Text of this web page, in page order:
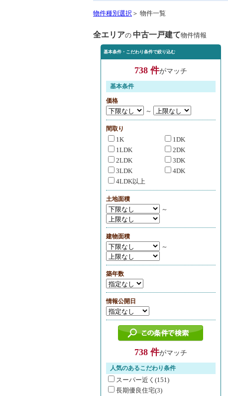
物件種別選択 ＞ 物件一覧
全エリアの 中古一戸建て物件情報
基本条件・こだわり条件で絞り込む
738 件がマッチ
基本条件
価格
～
間取り
1K
1DK
1LDK
2DK
2LDK
3DK
3LDK
4DK
4LDK以上
土地面積
～
建物面積
～
築年数
情報公開日
738 件がマッチ
人気のあるこだわり条件
スーパー近く(151)
長期優良住宅(3)